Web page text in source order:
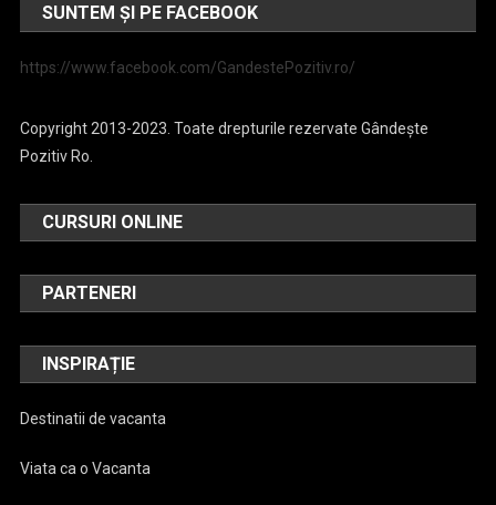
SUNTEM ȘI PE FACEBOOK
https://www.facebook.com/GandestePozitiv.ro/
Copyright 2013-2023. Toate drepturile rezervate Gândește
Pozitiv Ro.
CURSURI ONLINE
PARTENERI
INSPIRAȚIE
Destinatii de vacanta
Viata ca o Vacanta